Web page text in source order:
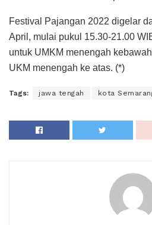
Festival Pajangan 2022 digelar
April, mulai pukul 15.30-21.00
untuk UMKM menengah
UKM menengah ke atas. (*)
Tags: jawa tengah kota